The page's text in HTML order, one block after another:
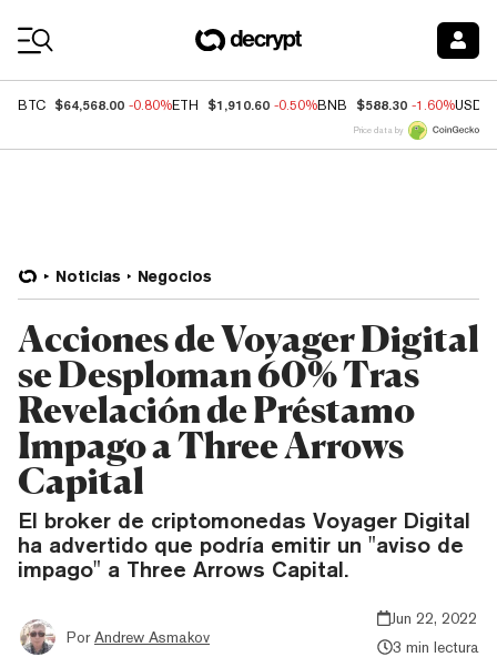
BTC $64,568.00 -0.80%ETH $1,910.60 -0.50%BNB $588.30 -1.60%USDC
Price data by
Noticias Negocios
Acciones de Voyager Digital
se Desploman 60% Tras
Revelación de Préstamo
Impago a Three Arrows
Capital
El broker de criptomonedas Voyager Digital
ha advertido que podría emitir un "aviso de
impago" a Three Arrows Capital.
Por Andrew Asmakov
Jun 22, 2022
3 min lectura